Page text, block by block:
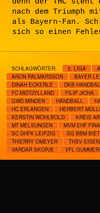
denn der THC
nach dem Triumph
als Bayern-Fan.
sich so einen
SCHLAGWÖRTER: 2. LIGA
ARON PALMARSSON
BAYER
DINAH ECKERLE
DKB-
FC MIDTJYLLAND
FILIP JICHA
GWD MINDEN
HANDBALL
HC ERLANGEN
HERBERT
KERSTIN WOHLBOLD
KREIS AB
MT MELSUNGEN
MVM EHF
SC DHFK LEIPZIG
SG BBM
THIERRY OMEYER
THSV
VARDAR SKOPJE
VFL